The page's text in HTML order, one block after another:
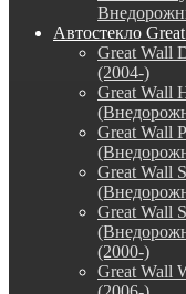
Автостекло
Great Wall
(2004-)
Great Wall
Great Wall
Great Wall
Great Wall
(2000-)
Great Wall